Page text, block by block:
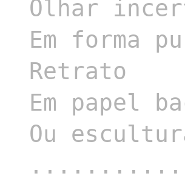
Olhar
Em forma
Retrato
Em papel
Ou